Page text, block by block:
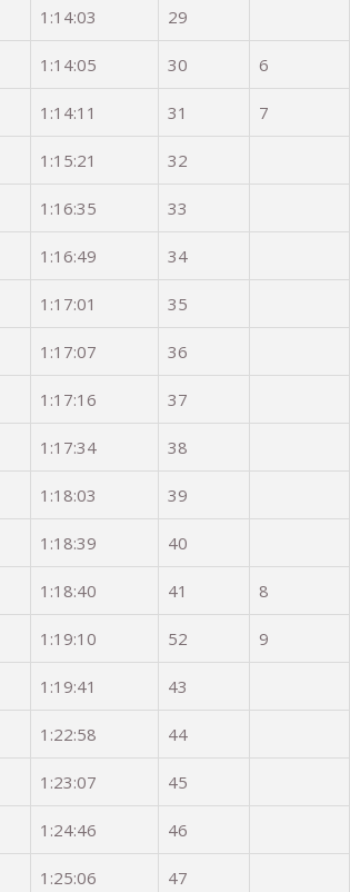
1:14:03 29
1:14:05 30 6
1:14:11 31 7
1:15:21 32
1:16:35 33
1:16:49 34
1:17:01 35
1:17:07 36
1:17:16 37
1:17:34 38
1:18:03 39
1:18:39 40
1:18:40 41 8
1:19:10 52 9
1:19:41 43
1:22:58 44
1:23:07 45
1:24:46 46
1:25:06 47